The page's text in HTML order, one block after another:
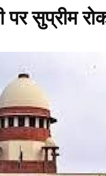
पर सुप्रीम